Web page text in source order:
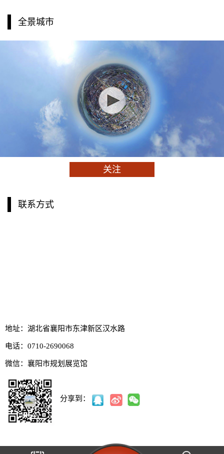
全景城市
关注
联系方式
地址：湖北省襄阳市东津新区汉水路
电话：0710-2690068
微信： 襄阳市规划展览馆
分享到：